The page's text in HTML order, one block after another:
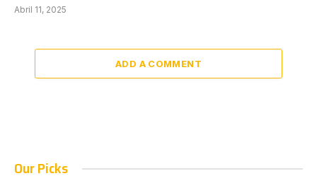
Abril 11, 2025
ADD A COMMENT
Our Picks